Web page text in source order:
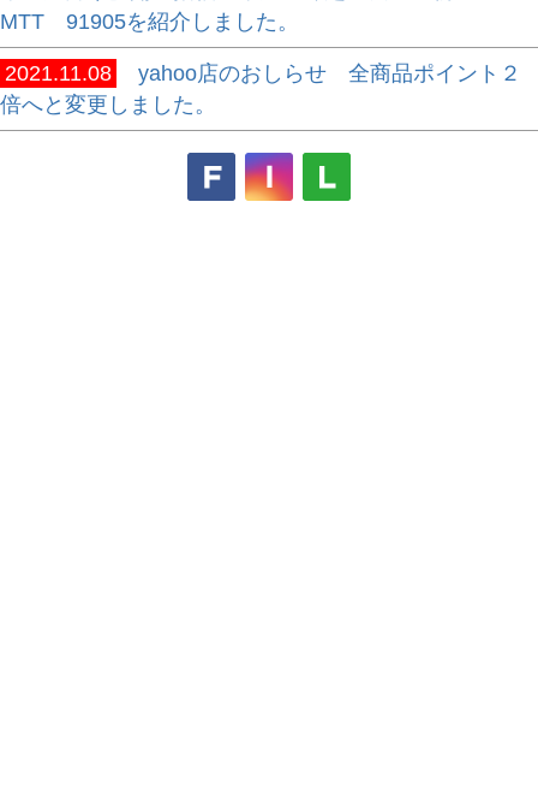
MTT 91905を紹介しました。
2021.11.08
yahoo店のおしらせ 全商品ポイント２
倍へと変更しました。